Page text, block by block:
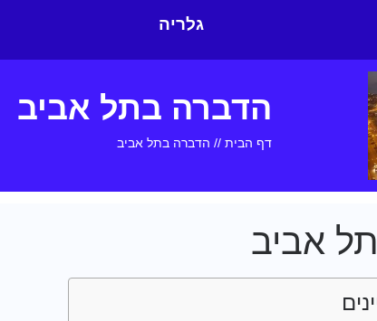
גלריה
הדברה בתל אביב
דף הבית // הדברה בתל אביב
אביב